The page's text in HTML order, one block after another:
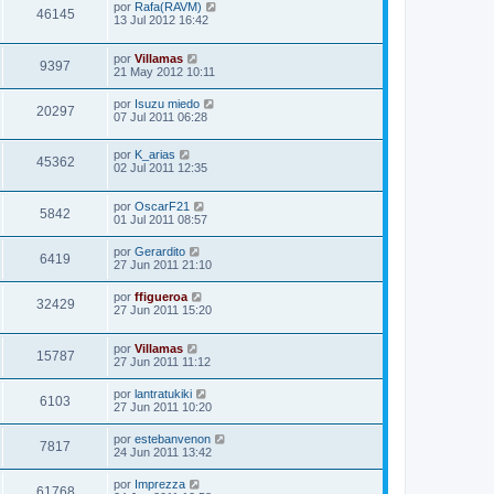
46145 por Rafa(RAVM)
13 Jul 2012 16:42
9397 por Villamas
21 May 2012 10:11
20297 por Isuzu miedo
07 Jul 2011 06:28
45362 por K_arias
02 Jul 2011 12:35
5842 por OscarF21
01 Jul 2011 08:57
6419 por Gerardito
27 Jun 2011 21:10
32429 por ffigueroa
27 Jun 2011 15:20
15787 por Villamas
27 Jun 2011 11:12
6103 por lantratukiki
27 Jun 2011 10:20
7817 por estebanvenon
24 Jun 2011 13:42
por Imprezza